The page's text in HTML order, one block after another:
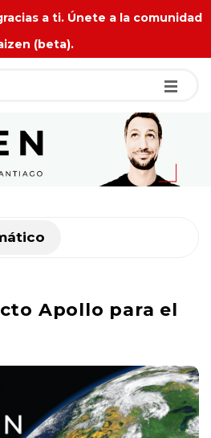
a ti. Únete a la comunidad
(beta).
Apollo para el